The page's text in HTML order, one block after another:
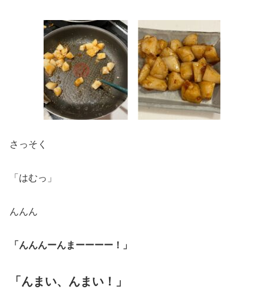
さっそく
「はむっ」
んんん
「んんんーんまーーーー！」
「んまい、んまい！」